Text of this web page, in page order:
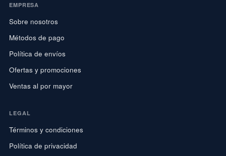
EMPRESA
Sobre nosotros
Métodos de pago
Política de envíos
Ofertas y promociones
Ventas al por mayor
LEGAL
Términos y condiciones
Política de privacidad